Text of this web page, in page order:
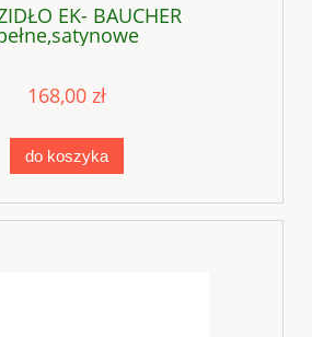
EK- BAUCHER
168,00 zł
do koszyka